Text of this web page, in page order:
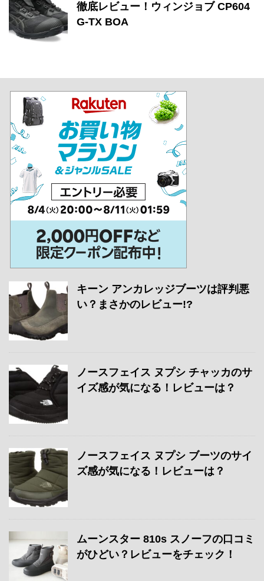
徹底レビュー！ウィンジョブ CP604
G-TX BOA
キーン アンカレッジブーツは評判悪
い？まさかのレビュー!?
ノースフェイス ヌプシ チャッカのサ
イズ感が気になる！レビューは？
ノースフェイス ヌプシ ブーツのサイ
ズ感が気になる！レビューは？
ムーンスター 810s スノーフの口コミ
がひどい？レビューをチェック！